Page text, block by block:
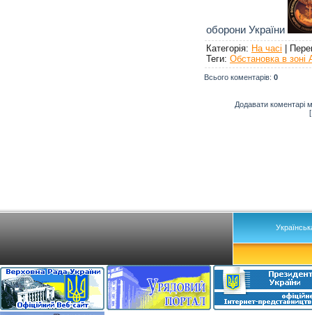
оборони України
Категорія: На часі |
Теги: Обстановка в
Всього коментарів: 0
Додавати коментарі